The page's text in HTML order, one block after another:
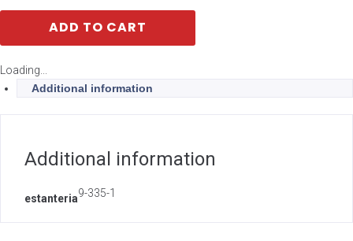
ADD TO CART
Loading...
Additional information
Additional information
estanteria9-335-1